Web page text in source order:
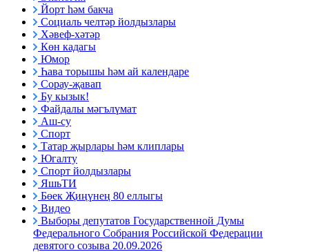
Йорт һәм бакча
Социаль челтәр йолдызлары
Хәвеф-хәтәр
Көн кадагы
Юмор
Һава торышы һәм ай календаре
Сорау-җавап
Бу кызык!
Файдалы мәгълүмат
Аш-су
Спорт
Татар җырлары һәм клиплары
Югалту
Спорт йолдызлары
ЯшьТИ
Бөек Җиңүнең 80 еллыгы
Видео
Выборы депутатов Государственной Думы
Федерального Собрания Российской Федерации
девятого созыва 20.09.2026